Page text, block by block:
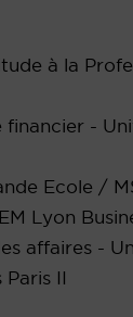
à la
financier -
Ecole /
Lyon
affaires -
Paris II